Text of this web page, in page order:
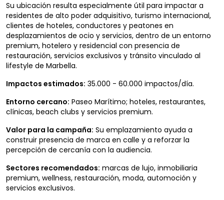
Su ubicación resulta especialmente útil para impactar a
residentes de alto poder adquisitivo, turismo internacional,
clientes de hoteles, conductores y peatones en
desplazamientos de ocio y servicios, dentro de un entorno
premium, hotelero y residencial con presencia de
restauración, servicios exclusivos y tránsito vinculado al
lifestyle de Marbella.
Impactos estimados: 35.000 - 60.000 impactos/día.
Entorno cercano: Paseo Marítimo; hoteles, restaurantes,
clínicas, beach clubs y servicios premium.
Valor para la campaña: Su emplazamiento ayuda a
construir presencia de marca en calle y a reforzar la
percepción de cercanía con la audiencia.
Sectores recomendados: marcas de lujo, inmobiliaria
premium, wellness, restauración, moda, automoción y
servicios exclusivos.